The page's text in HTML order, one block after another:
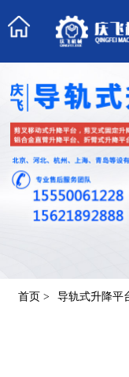
首页 > 导轨式升降平